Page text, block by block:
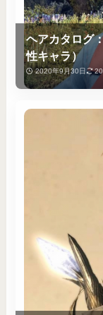
ヘアカタログ
性キャラ）
2020年9月30日